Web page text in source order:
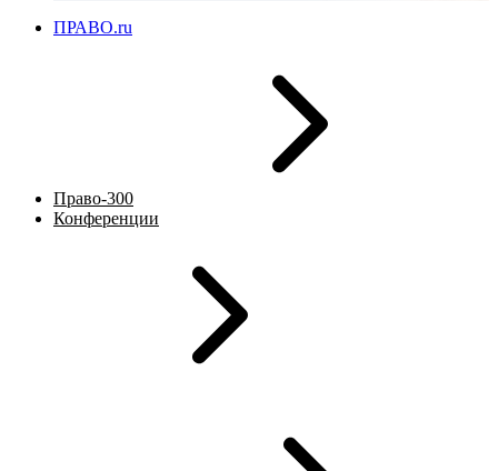
ПРАВО.ru
Право-300
Конференции